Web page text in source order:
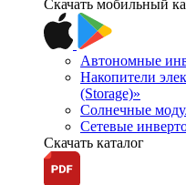
Скачать мобильный
Автономные
Накопители
(Storage)»
Солнечные
Сетевые
Скачать каталог